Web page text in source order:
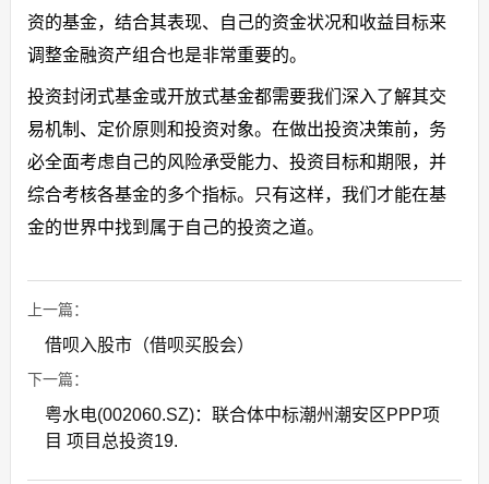
资的基金，结合其表现、自己的资金状况和收益目标来
调整金融资产组合也是非常重要的。
投资封闭式基金或开放式基金都需要我们深入了解其交
易机制、定价原则和投资对象。在做出投资决策前，务
必全面考虑自己的风险承受能力、投资目标和期限，并
综合考核各基金的多个指标。只有这样，我们才能在基
金的世界中找到属于自己的投资之道。
上一篇：
借呗入股市（借呗买股会）
下一篇：
粤水电(002060.SZ)：联合体中标潮州潮安区PPP项
目 项目总投资19.